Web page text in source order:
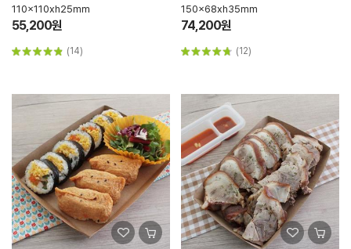
110x110xh25mm
55,200원
(14)
150x68xh35mm
74,200원
(12)